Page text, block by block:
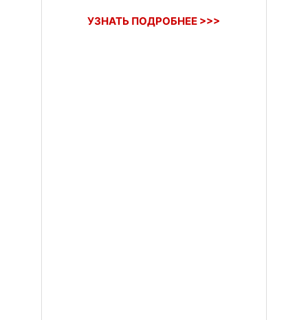
УЗНАТЬ ПОДРОБНЕЕ >>>